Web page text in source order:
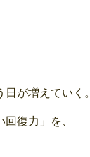
が増えていく。
復力」を、